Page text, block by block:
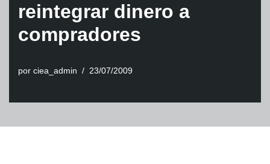
reintegrar dinero a
compradores
por ciea_admin 23/07/2009